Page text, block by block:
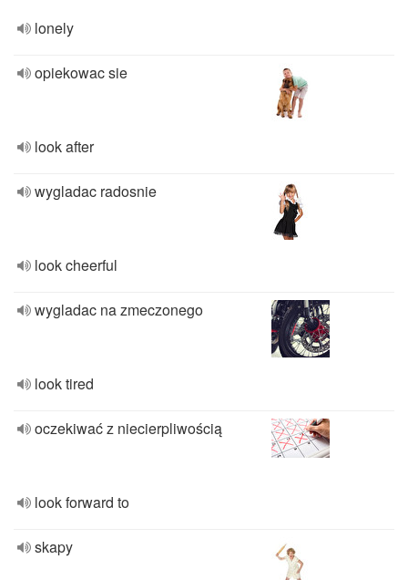
lonely
opiekowac sie
look after
wygladac radosnie
look cheerful
wygladac na zmeczonego
look tired
oczekiwać z niecierpliwością
look forward to
skapy